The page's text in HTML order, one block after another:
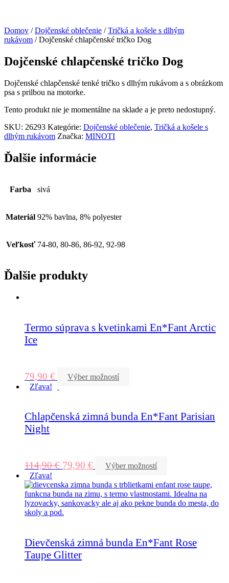
Domov /Dojčenské oblečenie /Tričká a košele s dlhým
rukávom / Dojčenské chlapčenské tričko Dog
Dojčenské chlapčenské tričko Dog
Dojčenské chlapčenské tenké tričko s dlhým rukávom a s obrázkom
psa s prilbou na motorke.
Tento produkt nie je momentálne na sklade a je preto nedostupný.
SKU: 26293 Kategórie: Dojčenské oblečenie, Tričká a košele s
dlhým rukávom Značka: MINOTI
Ďalšie informácie
Farba sivá
Materiál 92% bavlna, 8% polyester
Veľkosť 74-80, 80-86, 86-92, 92-98
Ďalšie produkty
Termo súprava s kvetinkami En*Fant Arctic
Ice
79,90 €
Výber možností
Zľava!
Chlapčenská zimná bunda En*Fant Parisian
Night
114,90€ 79,90 €
Výber možností
Zľava!
Dievčenská zimná bunda En*Fant Rose
Taupe Glitter